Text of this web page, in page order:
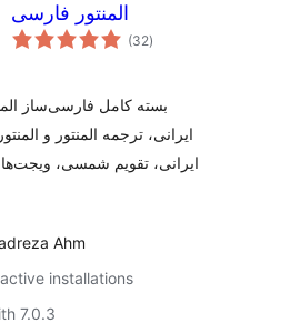
المنتور فارسی
(32total
ratings
)
ایرانی، ترجمه المنتور و
ایرانی، تقویم شمسی،
Ahm
installations
7.0.3